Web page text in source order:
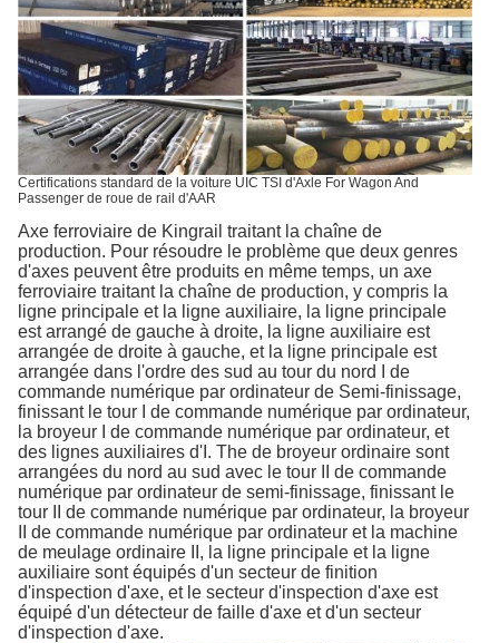
Certifications standard de la voiture UIC TSI d'Axle For Wagon And
Passenger de roue de rail d'AAR
Axe ferroviaire de Kingrail traitant la chaîne de
production. Pour résoudre le problème que deux genres
d'axes peuvent être produits en même temps, un axe
ferroviaire traitant la chaîne de production, y compris la
ligne principale et la ligne auxiliaire, la ligne principale
est arrangé de gauche à droite, la ligne auxiliaire est
arrangée de droite à gauche, et la ligne principale est
arrangée dans l'ordre des sud au tour du nord I de
commande numérique par ordinateur de Semi-finissage,
finissant le tour I de commande numérique par ordinateur,
la broyeur I de commande numérique par ordinateur, et
des lignes auxiliaires d'I. The de broyeur ordinaire sont
arrangées du nord au sud avec le tour II de commande
numérique par ordinateur de semi-finissage, finissant le
tour II de commande numérique par ordinateur, la broyeur
II de commande numérique par ordinateur et la machine
de meulage ordinaire II, la ligne principale et la ligne
auxiliaire sont équipés d'un secteur de finition
d'inspection d'axe, et le secteur d'inspection d'axe est
équipé d'un détecteur de faille d'axe et d'un secteur
d'inspection d'axe.